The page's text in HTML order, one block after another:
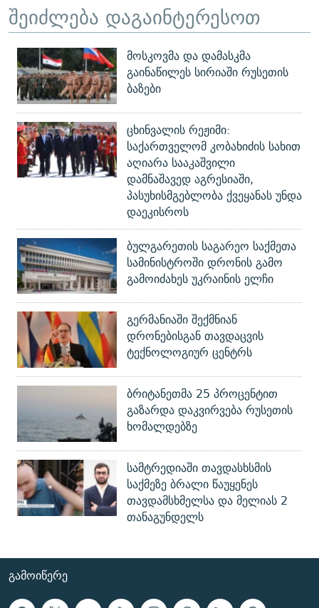
შეიძლება დაგაინტერესოთ
მოსკოვმა და დამასკმა
გაინაწილეს სირიაში რუსეთის
ბაზები
ცხინვალის რეჟიმი:
საქართველომ კობახიძის სახით
აღიარა სააკაშვილი
დამნაშავედ აგრესიაში,
პასუხისმგებლობა ქვეყანას უნდა
დაეკისროს
ბულგარეთის საგარეო საქმეთა
სამინისტროში დრონის გამო
გამოიძახეს უკრაინის ელჩი
გერმანიაში შექმნიან
დრონებისგან თავდაცვის
ტექნოლოგიურ ცენტრს
ბრიტანეთმა 25 პროცენტით
გაზარდა დაკვირვება რუსეთის
ხომალდებზე
სამტრედიაში თავდასხსმის
საქმეზე ბრალი წაუყენეს
თავდამსხმელსა და მელიას 2
თანაგუნდელს
ᲒᲐᲛᲝᲘᲬᲔᲠᲔ